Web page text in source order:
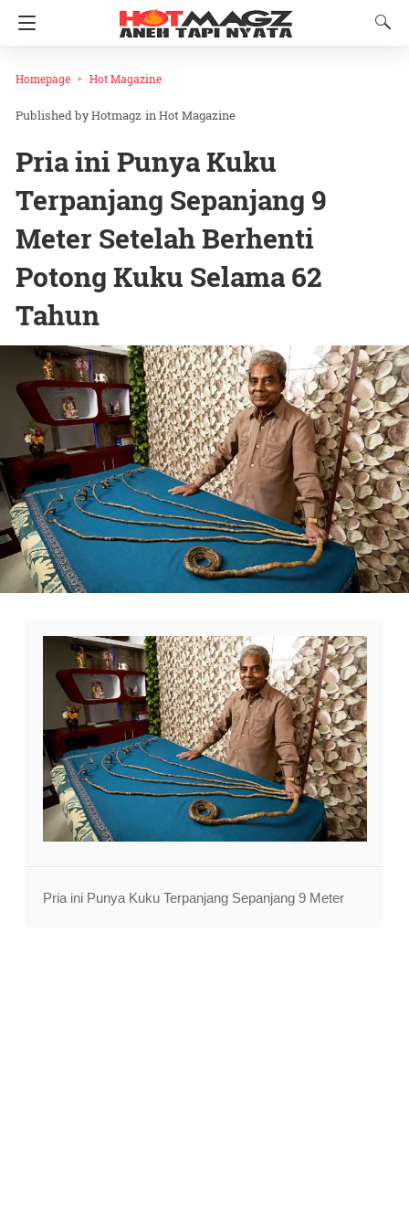
Homepage Hot Magazine
Hotmagz inHot Magazine
Pria ini Punya Kuku
Terpanjang Sepanjang 9
Meter Setelah Berhenti
Potong Kuku Selama 62
Tahun
Pria ini Punya Kuku Terpanjang Sepanjang 9 Meter